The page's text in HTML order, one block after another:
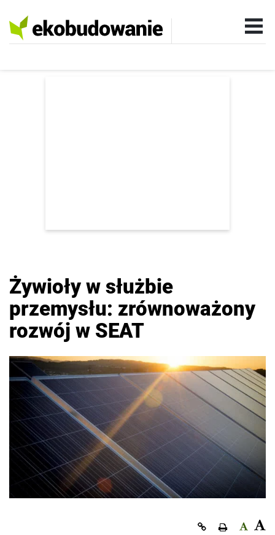
Żywioły w służbie
przemysłu: zrównoważony
rozwój w SEAT
Kopiuj link